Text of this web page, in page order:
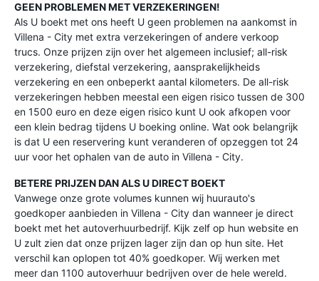
GEEN PROBLEMEN MET VERZEKERINGEN!
Als U boekt met ons heeft U geen problemen na aankomst in
Villena - City met extra verzekeringen of andere verkoop
trucs. Onze prijzen zijn over het algemeen inclusief; all-risk
verzekering, diefstal verzekering, aansprakelijkheids
verzekering en een onbeperkt aantal kilometers. De all-risk
verzekeringen hebben meestal een eigen risico tussen de 300
en 1500 euro en deze eigen risico kunt U ook afkopen voor
een klein bedrag tijdens U boeking online. Wat ook belangrijk
is dat U een reservering kunt veranderen of opzeggen tot 24
uur voor het ophalen van de auto in Villena - City.
BETERE PRIJZEN DAN ALS U DIRECT BOEKT
Vanwege onze grote volumes kunnen wij huurauto's
goedkoper aanbieden in Villena - City dan wanneer je direct
boekt met het autoverhuurbedrijf. Kijk zelf op hun website en
U zult zien dat onze prijzen lager zijn dan op hun site. Het
verschil kan oplopen tot 40% goedkoper. Wij werken met
meer dan 1100 autoverhuur bedrijven over de hele wereld.